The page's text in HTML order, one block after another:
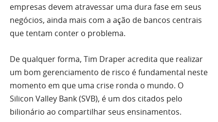
empresas devem atravessar uma dura fase em seus
negócios, ainda mais com a ação de bancos centrais
que tentam conter o problema.
De qualquer forma, Tim Draper acredita que realizar
um bom gerenciamento de risco é fundamental neste
momento em que uma crise ronda o mundo. O
Silicon Valley Bank (SVB), é um dos citados pelo
bilionário ao compartilhar seus ensinamentos.